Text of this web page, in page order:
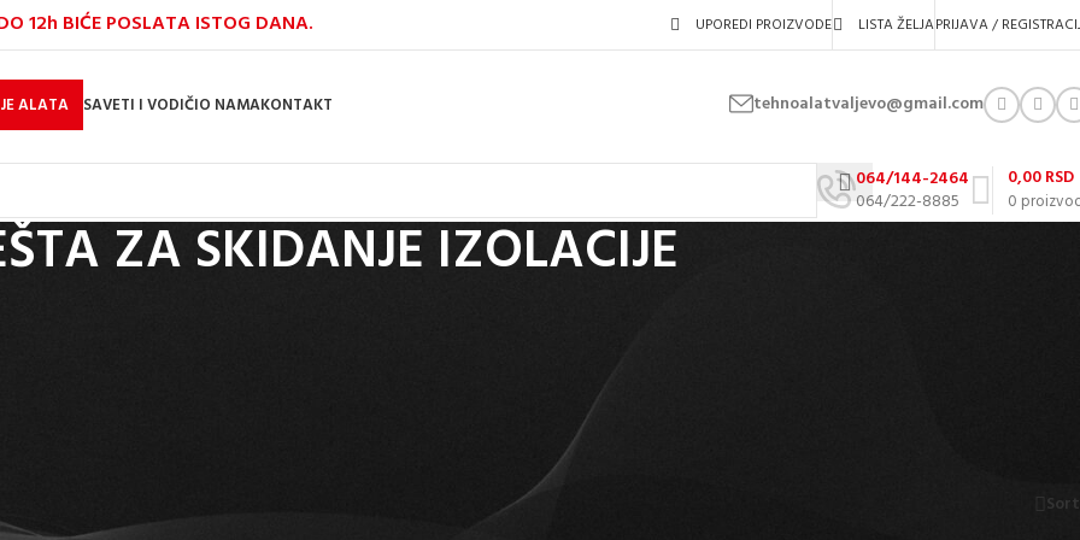
12h BIĆE POSLATA ISTOG DANA. UPOREDI PROIZVODE LISTA ŽELJAPRIJAVA /
ALATA SAVETI I VODIČIO NAMAKONTAKT tehnoalatvaljevo@gmail.com
064/144-2464
064/222-8885
0
0,00RSD
ZA SKIDANJE IZOLACIJE
iz naše ponude garantuju preciznost, trajnost i jednostavnost upotrebe.
Sort